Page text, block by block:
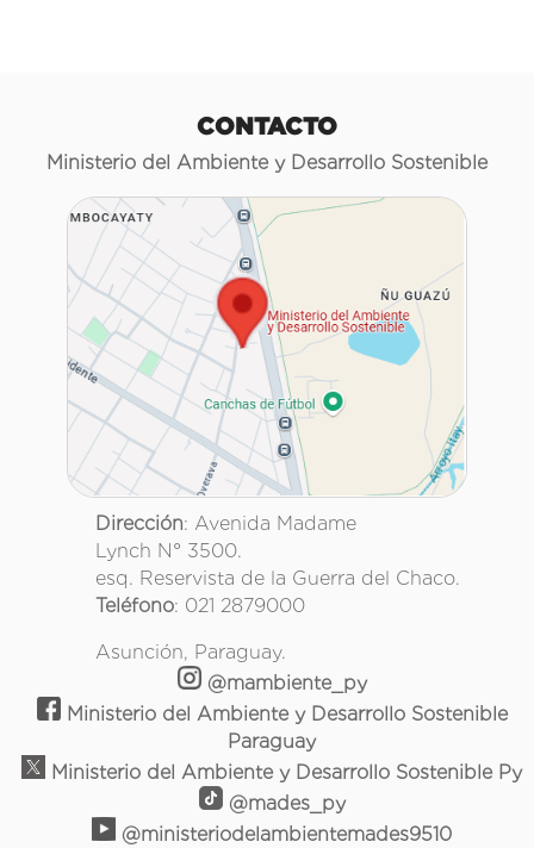
CONTACTO
Ministerio del Ambiente y Desarrollo Sostenible
Dirección: Avenida Madame
Lynch N° 3500.
esq. Reservista de la Guerra del Chaco.
Teléfono: 021 2879000
Asunción, Paraguay.
@mambiente_py
Ministerio del Ambiente y Desarrollo Sostenible
Paraguay
Ministerio del Ambiente y Desarrollo Sostenible Py
@mades_py
@ministeriodelambientemades9510